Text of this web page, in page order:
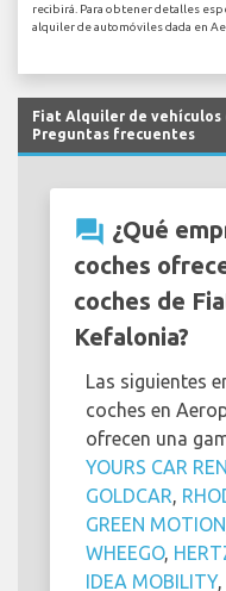
recibirá. Para obtener detalles
alquiler de automóviles dada en
Fiat Alquiler de
Preguntas frecuentes
question_answer ¿Qué
coches
coches de
Kefalonia?
Las siguientes
coches en
ofrecen una
YOURS CAR
GOLDCAR,
GREEN MOTION
WHEEGO,
IDEA MOBILITY,